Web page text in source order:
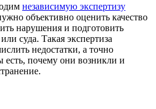
независимую экспертизу
объективно оценить качество
нарушения и подготовить
суда. Такая экспертиза
недостатки, а точно
есть, почему они возникли и